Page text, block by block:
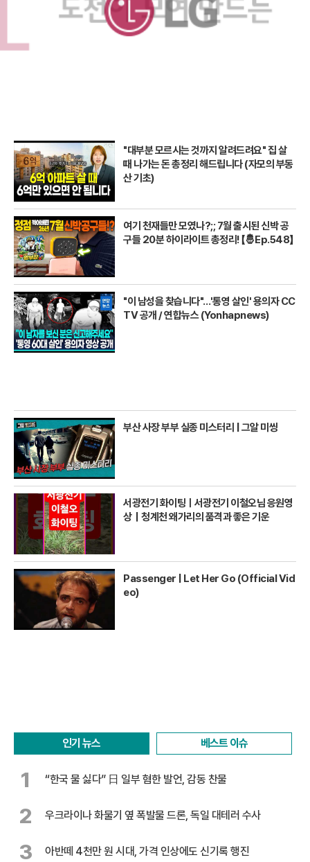
"대부분 모르시는 것까지 알려드려요" 집 살
때 나가는 돈 총정리 해드립니다 (자모의 부동
산 기초)
여기 천재들만 모였나?;; 7월 출시된 신박 공
구들 20분 하이라이트 총정리! 【🤴Ep.548】
"이 남성을 찾습니다"…'통영 살인' 용의자 CC
TV 공개 / 연합뉴스 (Yonhapnews)
부산 사장 부부 실종 미스터리 | 그알 미씽
서광전기 화이팅ㅣ서광전기 이철오님 응원영
상｜청계천 왜가리의 품격과 좋은 기운
Passenger | Let Her Go (Official Vid
eo)
인기 뉴스 베스트 이슈
1 “한국 물 싫다” 日 일부 혐한 발언, 감동 찬물
2 우크라이나 화물기 옆 폭발물 드론, 독일 대테러 수사
3 아반떼 4천만 원 시대, 가격 인상에도 신기록 행진